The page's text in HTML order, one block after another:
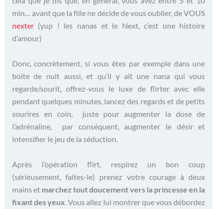
min… avant que la fille ne décide de vous oublier, de VOUS
nexter(yup ! les nanas et le Next, c’est une histoire
d’amour)
Donc, concrètement, si vous êtes par exemple dans une
boite de nuit aussi, et qu’il y ait une nana qui vous
regarde/sourit, offrez-vous le luxe de flirter avec elle
pendant quelques minutes, lancez des regards et de petits
sourires en coin, juste pour augmenter la dose de
l’adrénaline, par conséquent, augmenter le désir et
intensifier le jeu de la séduction.
Après l’opération flirt, respirez un bon coup
(sérieusement, faites-le) prenez votre courage à deux
mains et marchez tout doucement vers la princesse en la
fixant des yeux . Vous allez lui montrer que vous débordez